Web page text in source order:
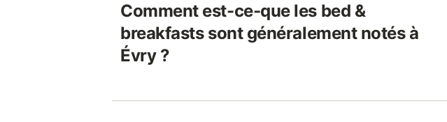
Comment est-ce-que les bed &
breakfasts sont généralement notés à
Évry ?